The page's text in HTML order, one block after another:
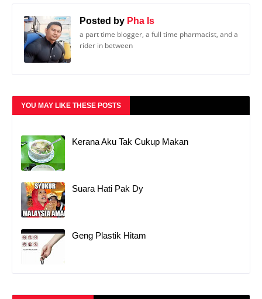
Posted by Pha Is
a part time blogger, a full time pharmacist, and a
rider in between
YOU MAY LIKE THESE POSTS
Kerana Aku Tak Cukup Makan
Suara Hati Pak Dy
Geng Plastik Hitam